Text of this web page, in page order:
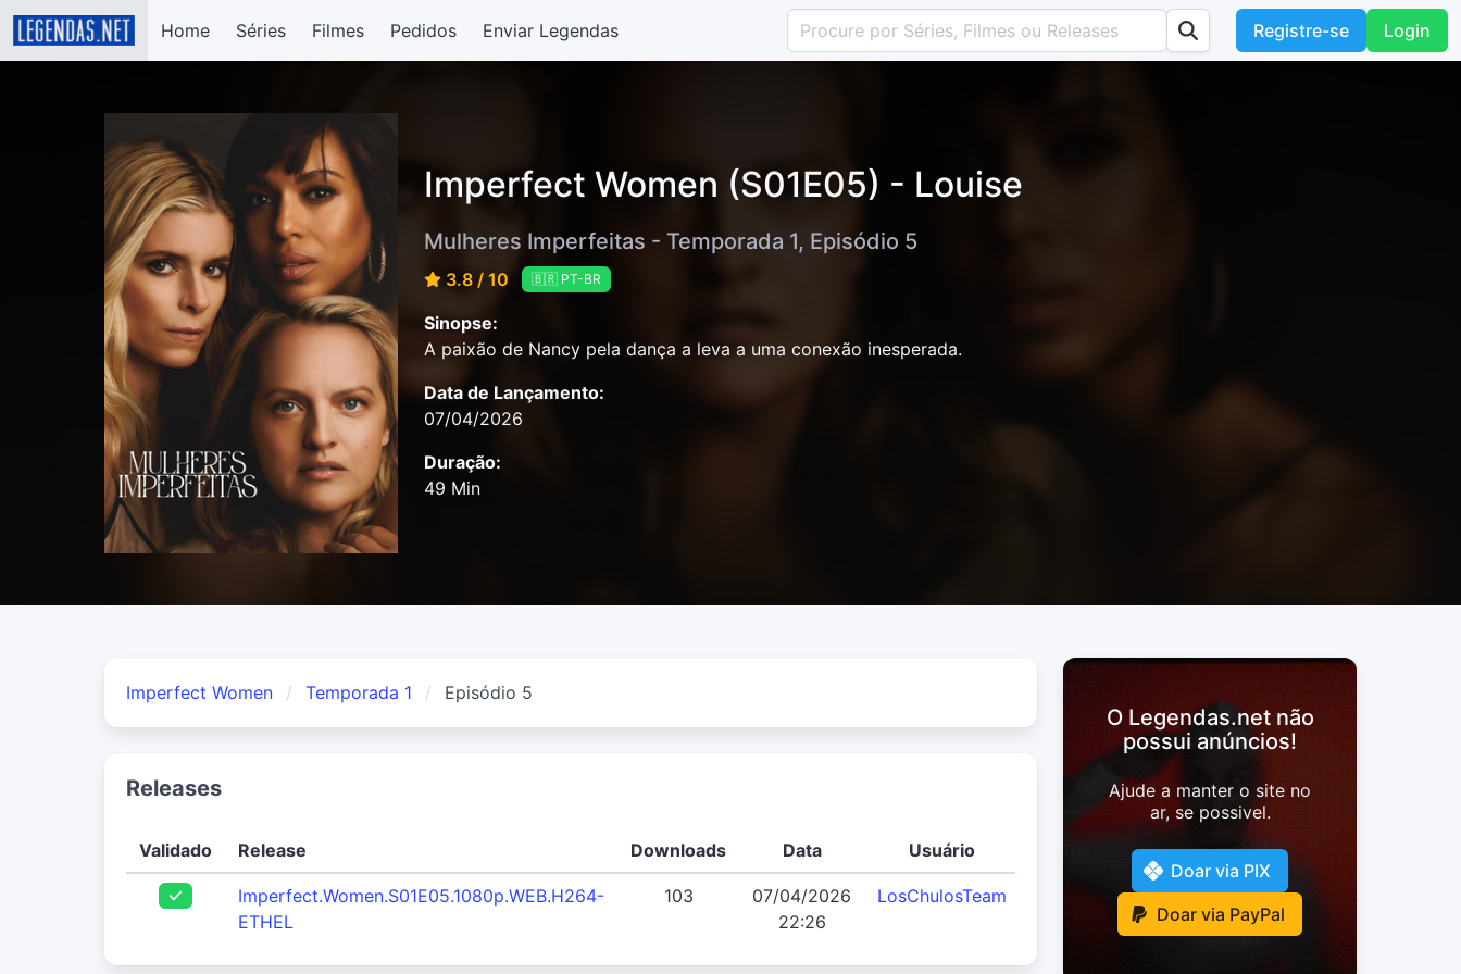
Home Séries Filmes Pedidos Enviar Legendas Registre-se Login
Imperfect Women (S01E05) - Louise
Mulheres Imperfeitas - Temporada 1, Episódio 5
3.8 / 10 🇧🇷 PT-BR
Sinopse:
A paixão de Nancy pela dança a leva a uma conexão inesperada.
Data de Lançamento:
07/04/2026
Duração:
49 Min
Imperfect Women Temporada 1 Episódio 5
Releases
Validado Release Downloads Data Usuário
Imperfect.Women.S01E05.1080p.WEB.H264-
ETHEL
103
07/04/2026
22:26
LosChulosTeam
O Legendas.net não
possui anúncios!
Ajude a manter o site no
ar, se possivel.
Doar via PIX
Doar via PayPal